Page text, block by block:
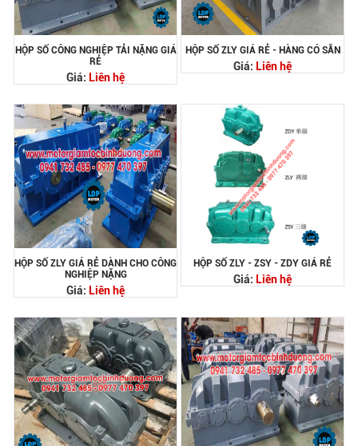
HỘP SỐ CÔNG NGHIỆP TẢI NẶNG GIÁ
RẺ
Giá: Liên hệ
HỘP SỐ ZLY GIÁ RẺ - HÀNG CÓ SẴN
Giá: Liên hệ
HỘP SỐ ZLY GIÁ RẺ DÀNH CHO CÔNG
NGHIỆP NẶNG
Giá: Liên hệ
HỘP SỐ ZLY - ZSY - ZDY GIÁ RẺ
Giá: Liên hệ